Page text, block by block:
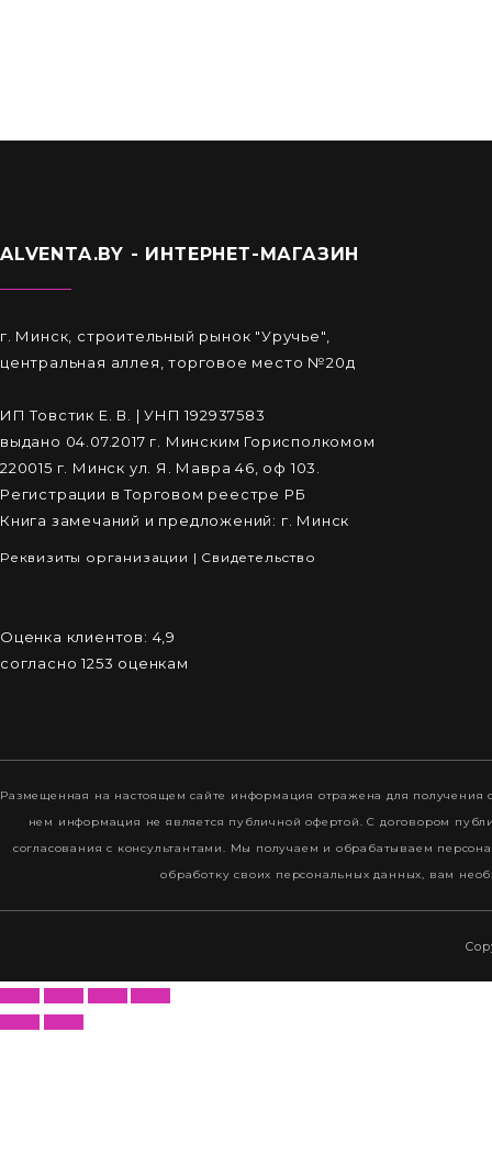
ALVENTA.BY - ИНТЕРНЕТ-МАГАЗИН
г. Минск, строительный рынок "Уручье",
центральная аллея, торговое место №20д
ИП Товстик Е. В. | УНП 192937583
выдано 04.07.2017 г. Минским Горисполкомом
220015 г. Минск ул. Я. Мавра 46, оф 103.
Регистрации в Торговом реестре РБ
Книга замечаний и предложений: г. Минск
Реквизиты организации | Cвидетельство
Оценка клиентов: 4,9
согласно1253 оценкам
Размещенная на настоящем сайте информация отражена для
нем информация не является публичной офертой. С договором
согласования с консультантами. Мы получаем и обрабатываем
обработку своих персональных данных, вам